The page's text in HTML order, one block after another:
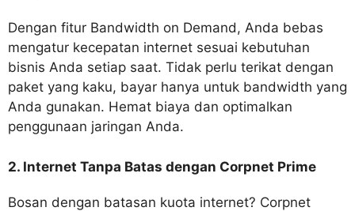
Dengan fitur Bandwidth on Demand, Anda bebas
mengatur kecepatan internet sesuai kebutuhan
bisnis Anda setiap saat. Tidak perlu terikat dengan
paket yang kaku, bayar hanya untuk bandwidth yang
Anda gunakan. Hemat biaya dan optimalkan
penggunaan jaringan Anda.
2. Internet Tanpa Batas dengan Corpnet Prime
Bosan dengan batasan kuota internet? Corpnet